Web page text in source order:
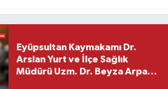
Eyüpsultan Kaymakamı Dr.
Arslan Yurt ve İlçe Sağlık
Müdürü Uzm. Dr. Beyza Arpacı